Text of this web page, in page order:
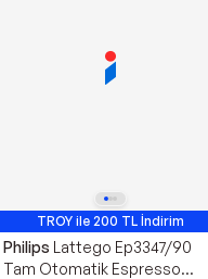
TROY ile 200 TL İndirim
En Çok Satan 9. Ürün
Philips Lattego Ep3347/90
Tam Otomatik Espresso